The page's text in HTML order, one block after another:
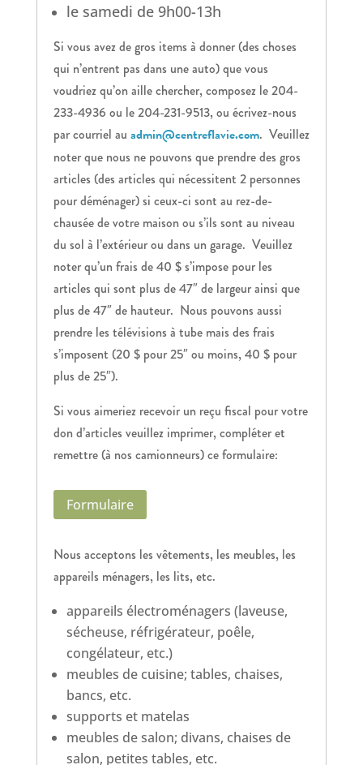
le samedi de 9h00-13h
Si vous avez de gros items à donner (des choses
qui n’entrent pas dans une auto) que vous
voudriez qu’on aille chercher, composez le 204-
233-4936 ou le 204-231-9513, ou écrivez-nous
par courriel au admin@centreflavie.com. Veuillez
noter que nous ne pouvons que prendre des gros
articles (des articles qui nécessitent 2 personnes
pour déménager) si ceux-ci sont au rez-de-
chausée de votre maison ou s’ils sont au niveau
du sol à l’extérieur ou dans un garage. Veuillez
noter qu’un frais de 40 $ s’impose pour les
articles qui sont plus de 47″ de largeur ainsi que
plus de 47″ de hauteur. Nous pouvons aussi
prendre les télévisions à tube mais des frais
s’imposent (20 $ pour 25″ ou moins, 40 $ pour
plus de 25″).
Si vous aimeriez recevoir un reçu fiscal pour votre
don d’articles veuillez imprimer, compléter et
remettre (à nos camionneurs) ce formulaire:
Formulaire
Nous acceptons les vêtements, les meubles, les
appareils ménagers, les lits, etc.
appareils électroménagers (laveuse,
sécheuse, réfrigérateur, poêle,
congélateur, etc.)
meubles de cuisine; tables, chaises,
bancs, etc.
supports et matelas
meubles de salon; divans, chaises de
salon, petites tables, etc.